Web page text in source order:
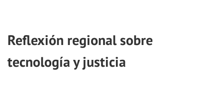
Reflexión regional sobre
tecnología y justicia